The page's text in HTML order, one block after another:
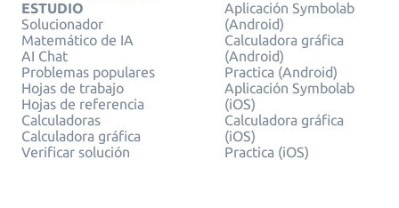
ESTUDIO
Solucionador
Matemático de IA
AI Chat
Problemas populares
Hojas de trabajo
Hojas de referencia
Calculadoras
Calculadora gráfica
Verificar solución
Aplicación Symbolab
(Android)
Calculadora gráfica
(Android)
Practica (Android)
Aplicación Symbolab
(iOS)
Calculadora gráfica
(iOS)
Practica (iOS)